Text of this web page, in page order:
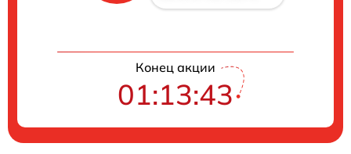
Конец акции
01:13:43